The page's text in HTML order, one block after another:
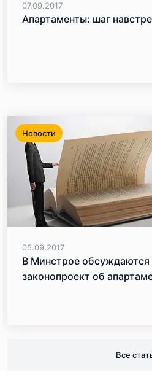
07.09.2017
Апартаменты: шаг
Новости
05.09.2017
В Минстрое обсуждаются
законопроект об
Все